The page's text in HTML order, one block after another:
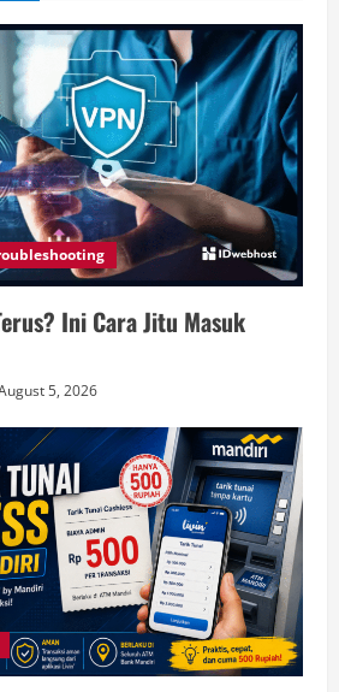
Ini Cara Jitu Masuk
5, 2026